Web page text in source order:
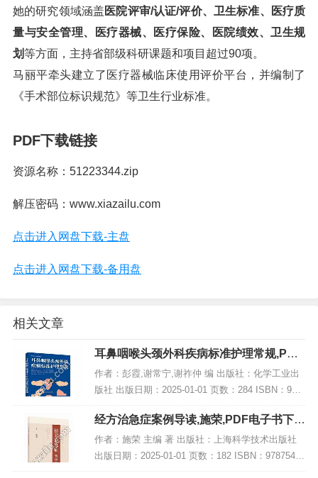
她的研究领域涵盖 医院评审/认证/评价、卫生标准、医疗质
量与安全管理、医疗器械、医疗保险、医院绩效、卫生规
划等方面，主持省部级科研课题和项目超过90项。
马丽平牵头建立了医疗器械临床使用评价平台，并编制了
《手术部位标识规范》等卫生行业标准。
PDF下载链接
资源名称：51223344.zip
解压密码：www.xiazailu.com
点击进入网盘下载-主盘
点击进入网盘下载-备用盘
相关文章
耳鼻咽喉头颈外科疾病标准护理常规,PDF
电子书下载
作者：彭霞,谢常宁,谢祚仲 编 出版社：化学工业出
版社 出版日期：2025-01-01 页数：284 ISBN：978
7122463180 电子书大小：244MB [高清扫描版PDF
格式]...
经方治急症案例导读,施荣,PDF电子书下
载,网盘资源
作者：施荣 主编 著 出版社：上海科学技术出版社
出版日期：2025-01-01 页数：182 ISBN：97875478
50435 电子书大小：249MB [高清扫描版PDF格式]